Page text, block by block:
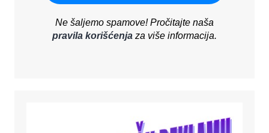
Ne šaljemo spamove! Pročitajte naša
pravila korišćenjaza više informacija.